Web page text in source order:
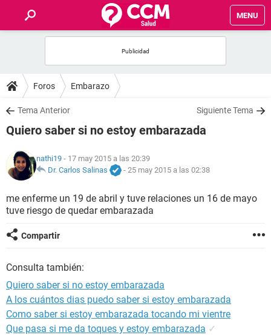
MENU
FOROS
SALUD
FAMILIA
NUTRICIÓN
BIENESTAR
SEXUALIDAD
GLOSARIO
Foros Embarazo
Tema Anterior Siguiente Tema
Quiero saber si no estoy embarazada
nathi19 - 17 may 2015 a las 20:39
Dr. Carlos Salinas
- 25 may 2015 a las 02:38
me enferme un 19 de abril y tuve relaciones un 16 de mayo
tuve riesgo de quedar embarazada
Compartir
Consulta también:
Quiero saber si no estoy embarazada
A los cuántos dias puedo saber si estoy embarazada
Como saber si estoy embarazada tocando mi vientre
Que pasa si me da toques y estoy embarazada ✓